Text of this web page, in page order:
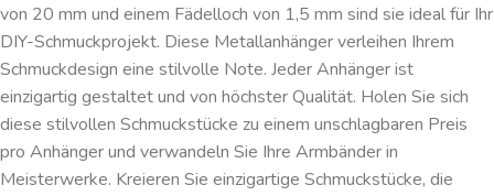
von 20 mm und einem Fädelloch von 1,5 mm sind sie ideal für Ihr
DIY-Schmuckprojekt. Diese Metallanhänger verleihen Ihrem
Schmuckdesign eine stilvolle Note. Jeder Anhänger ist
einzigartig gestaltet und von höchster Qualität. Holen Sie sich
diese stilvollen Schmuckstücke zu einem unschlagbaren Preis
pro Anhänger und verwandeln Sie Ihre Armbänder in
Meisterwerke. Kreieren Sie einzigartige Schmuckstücke, die